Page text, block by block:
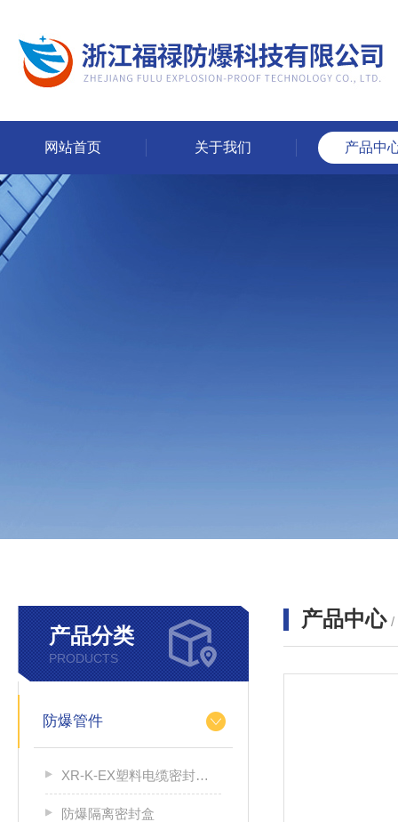
网站首页 关于我们 产品中
产品分类
PRODUCTS
防爆管件
XR-K-EX塑料电缆密封接头
防爆隔离密封盒
产品中心 /